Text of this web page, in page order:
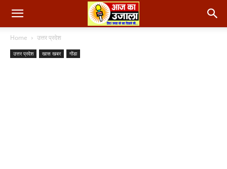
Home उत्तर प्रदेश
उत्तर प्रदेश खास खबर गोंडा